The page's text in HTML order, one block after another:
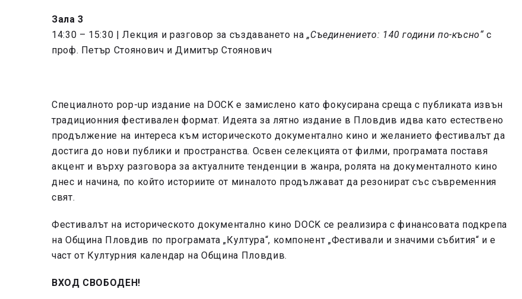
Зала 3
14:30 – 15:30 | Лекция и разговор за създаването на„Съединението: 140 години по-късно“ с
проф. Петър Стоянович и Димитър Стоянович
Специалното pop-up издание на DOCK е замислено като фокусирана среща с публиката извън
традиционния фестивален формат. Идеята за лятно издание в Пловдив идва като естествено
продължение на интереса към историческото документално кино и желанието фестивалът да
достига до нови публики и пространства. Освен селекцията от филми, програмата поставя
акцент и върху разговора за актуалните тенденции в жанра, ролята на документалното кино
днес и начина, по който историите от миналото продължават да резонират със съвременния
свят.
Фестивалът на историческото документално кино DOCK се реализира с финансовата подкрепа
на Община Пловдив по програмата „Култура“, компонент „Фестивали и значими събития“ и е
част от Културния календар на Община Пловдив.
ВХОД СВОБОДЕН!